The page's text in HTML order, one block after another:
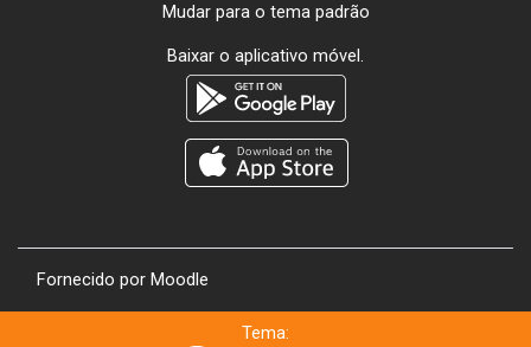
Mudar para o tema padrão
Baixar o aplicativo móvel.
Fornecido por Moodle
Tema: